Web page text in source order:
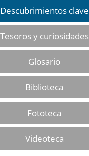
Descubrimientos clave
Tesoros y curiosidades
Glosario
Biblioteca
Fototeca
Videoteca